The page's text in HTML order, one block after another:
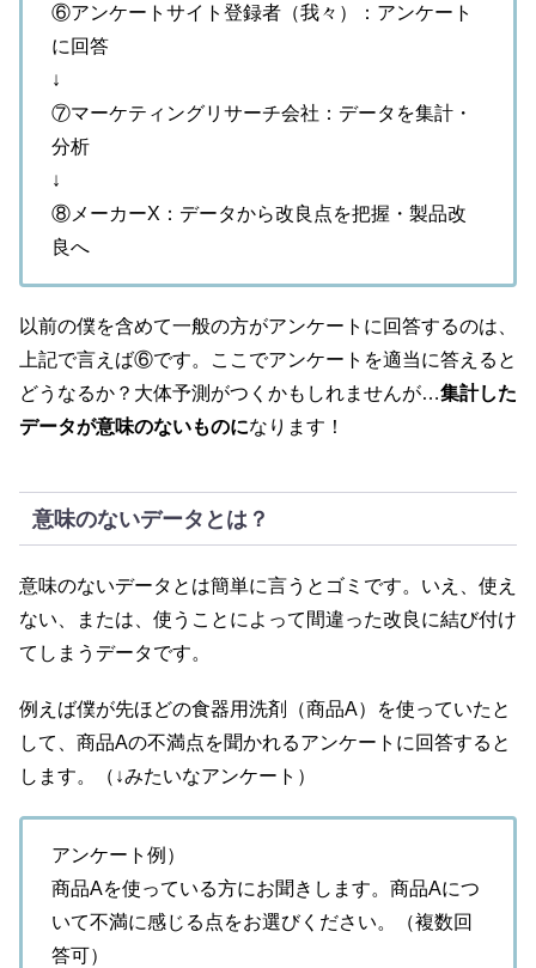
⑥アンケートサイト登録者（我々）：アンケート
に回答
↓
⑦マーケティングリサーチ会社：データを集計・
分析
↓
⑧メーカーX：データから改良点を把握・製品改
良へ
以前の僕を含めて一般の方がアンケートに回答するのは、
上記で言えば⑥です。ここでアンケートを適当に答えると
どうなるか？大体予測がつくかもしれませんが…集計した
データが意味のないものになります！
意味のないデータとは？
意味のないデータとは簡単に言うとゴミです。いえ、使え
ない、または、使うことによって間違った改良に結び付け
てしまうデータです。
例えば僕が先ほどの食器用洗剤（商品A）を使っていたと
して、商品Aの不満点を聞かれるアンケートに回答すると
します。（↓みたいなアンケート）
アンケート例）
商品Aを使っている方にお聞きします。商品Aにつ
いて不満に感じる点をお選びください。（複数回
答可）